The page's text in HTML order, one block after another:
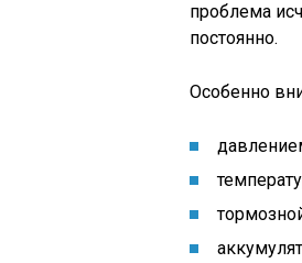
проблема
постоянно.
Особенно